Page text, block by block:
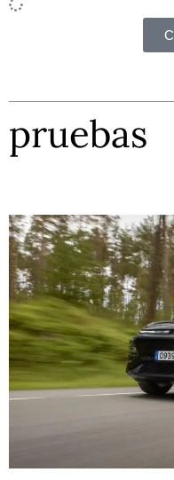
pruebas